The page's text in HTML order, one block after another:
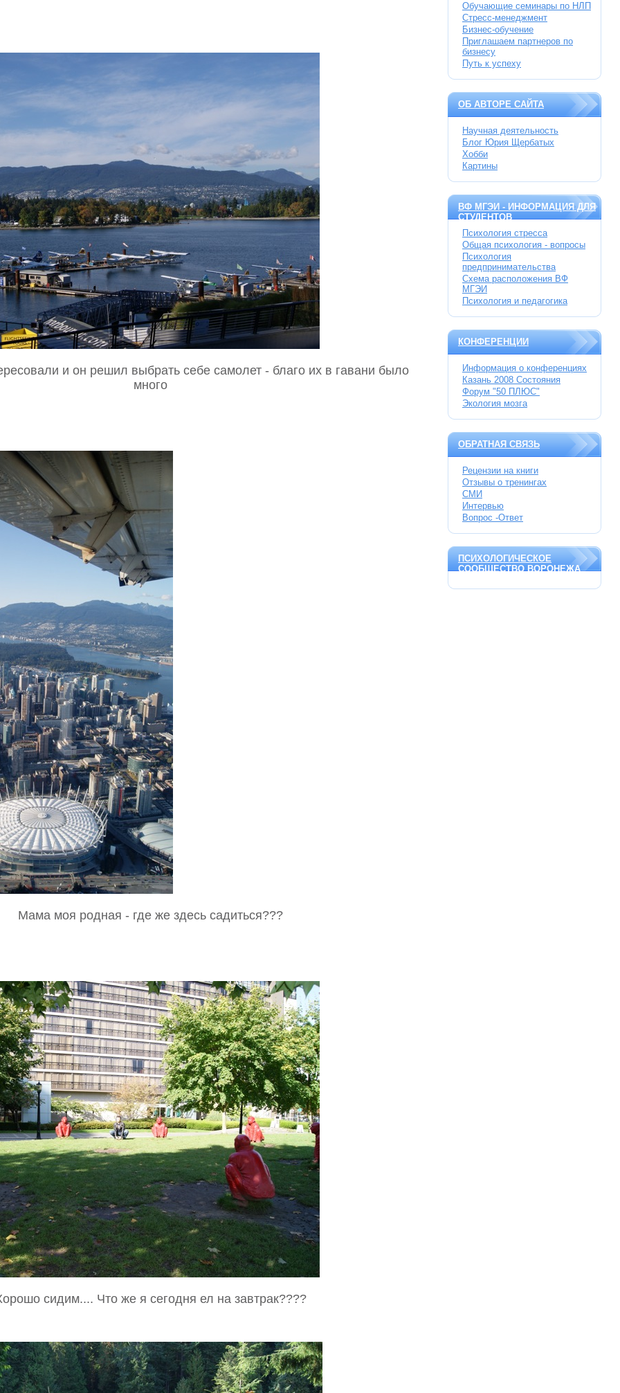
и он решил выбрать себе самолет - благо их в гавани было
много
Мама моя родная - где же здесь садиться???
сидим.... Что же я сегодня ел на завтрак????
Обучающие семинары по НЛП
Стресс-менеджмент
Бизнес-обучение
Приглашаем партнеров по
бизнесу
Путь к успеху
ОБ АВТОРЕ САЙТА
Научная деятельность
Блог Юрия Щербатых
Хобби
Картины
ВФ МГЭИ - ИНФОРМАЦИЯ ДЛЯ
СТУДЕНТОВ
Психология стресса
Общая психология - вопросы
Психология
предпринимательства
Схема расположения ВФ
МГЭИ
Психология и педагогика
КОНФЕРЕНЦИИ
Информация о конференциях
Казань 2008 Состояния
Форум "50 ПЛЮС"
Экология мозга
ОБРАТНАЯ СВЯЗЬ
Рецензии на книги
Отзывы о тренингах
СМИ
Интервью
Вопрос -Ответ
ПСИХОЛОГИЧЕСКОЕ
СООБЩЕСТВО ВОРОНЕЖА